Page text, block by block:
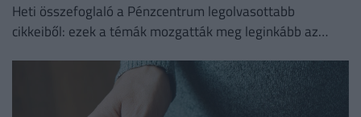
Heti összefoglaló a Pénzcentrum legolvasottabb
cikkeiből: ezek a témák mozgatták meg leginkább az